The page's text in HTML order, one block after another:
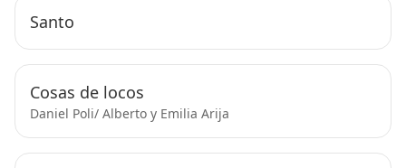
Santo
Cosas de locos
Daniel Poli/ Alberto y Emilia Arija